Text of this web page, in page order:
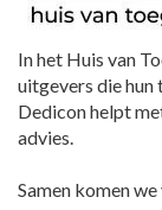
In het Huis van
uitgevers die hun
Dedicon helpt
advies.
Samen komen